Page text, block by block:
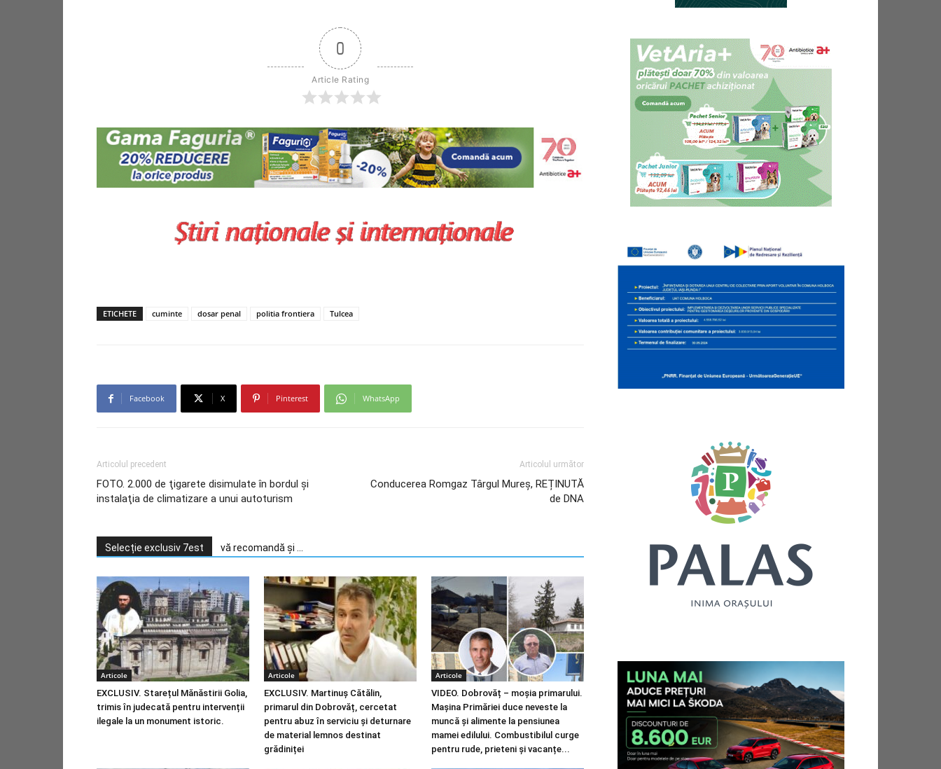
0
Article Rating
ETICHETE cuminte dosar penal politia frontiera Tulcea
Facebook X Pinterest WhatsApp
Articolul precedent
FOTO. 2.000 de ţigarete disimulate în bordul şi
instalaţia de climatizare a unui autoturism
Articolul următor
Conducerea Romgaz Târgul Mureș, REȚINUTĂ
de DNA
Selecție exclusiv 7est vă recomandă și ...
Articole
EXCLUSIV. Starețul Mănăstirii Golia,
trimis în judecată pentru intervenții
ilegale la un monument istoric.
Articole
EXCLUSIV. Martinuș Cătălin,
primarul din Dobrovăț, cercetat
pentru abuz în serviciu și deturnare
de material lemnos destinat
grădiniței
Articole
VIDEO. Dobrovăț – moșia primarului.
Mașina Primăriei duce neveste la
muncă și alimente la pensiunea
mamei edilului. Combustibilul curge
pentru rude, prieteni și vacanțe...